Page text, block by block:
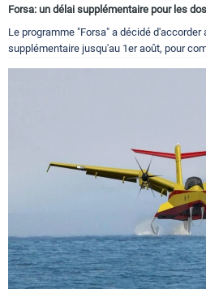
Forsa: un délai supplémentaire pour les
Le programme "Forsa" a décidé
supplémentaire jusqu'au 1er août, pour